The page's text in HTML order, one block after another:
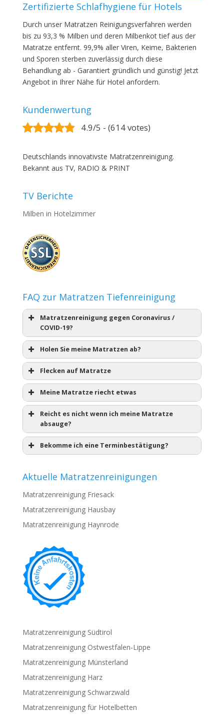
Zertifizierte Schlafhygiene für Hotels
Durch unser Matratzen Reinigungsverfahren werden
bis zu 93,3 % Milben und deren Milbenkot tief aus der
Matratze entfernt. 99,9% aller Viren, Keime, Bakterien
und Sporen sterben zuverlässig durch diese
Behandlung ab - Garantiert gründlich und günstig! Jetzt
Angebot in Ihrer Nähe für Hotel anfordern.
Kundenwertung
4.9/5 - (614 votes)
Deutschlands innovativste Matratzenreinigung.
Bekannt aus TV, RADIO & PRINT
TV Berichte
Milben in Hotelzimmer
FAQ zur Matratzen Tiefenreinigung
Matratzenreinigung gegen Coronavirus /
COVID-19?
Holen Sie meine Matratzen ab?
Flecken auf Matratze
Meine Matratze riecht etwas
Reicht es nicht wenn ich meine Matratze
absauge?
Bekomme ich eine Terminbestätigung?
Aktuelle Matratzenreinigungen
Matratzenreinigung Friesack
Matratzenreinigung Hausbay
Matratzenreinigung Haynrode
Matratzenreinigung Südtirol
Matratzenreinigung Ostwestfalen-Lippe
Matratzenreinigung Münsterland
Matratzenreinigung Harz
Matratzenreinigung Schwarzwald
Matratzenreinigung für Hotelbetten